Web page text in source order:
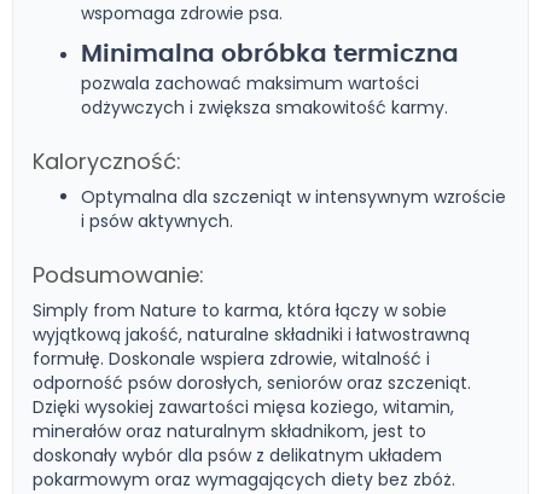
wspomaga zdrowie psa.
Minimalna obróbka termiczna
pozwala zachować maksimum wartości
odżywczych i zwiększa smakowitość karmy.
Kaloryczność:
Optymalna dla szczeniąt w intensywnym wzroście
i psów aktywnych.
Podsumowanie:
Simply from Nature to karma, która łączy w sobie
wyjątkową jakość, naturalne składniki i łatwostrawną
formułę. Doskonale wspiera zdrowie, witalność i
odporność psów dorosłych, seniorów oraz szczeniąt.
Dzięki wysokiej zawartości mięsa koziego, witamin,
minerałów oraz naturalnym składnikom, jest to
doskonały wybór dla psów z delikatnym układem
pokarmowym oraz wymagających diety bez zbóż.